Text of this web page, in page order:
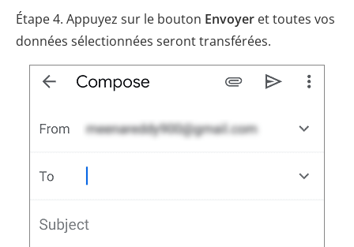
Étape 4. Appuyez sur le bouton Envoyer et toutes vos
données sélectionnées seront transférées.